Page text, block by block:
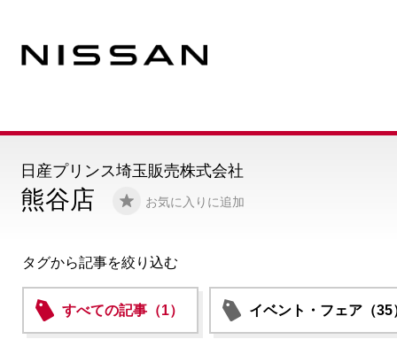
熊谷店 お気に入りに追加
日産プリンス埼玉販売株式会社
タグから記事を絞り込む
すべての記事（1） イベント・フェア（35